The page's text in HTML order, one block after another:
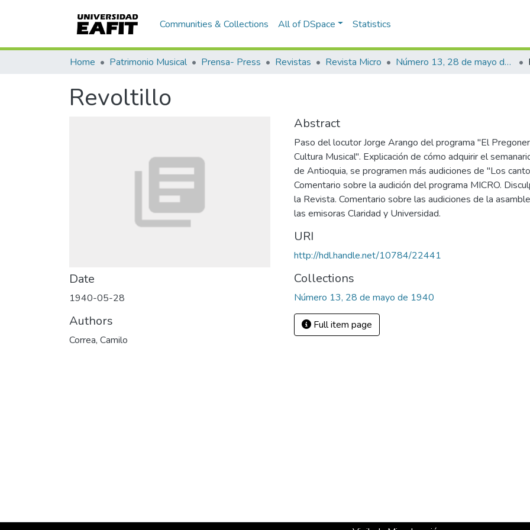
Communities & Collections All of DSpace Statistics
Home Patrimonio Musical Prensa- Press Revistas Revista Micro Número 13, 28 de mayo de 1940
Revoltillo
Date
1940-05-28
Authors
Correa, Camilo
Abstract
Paso del locutor Jorge Arango del programa "El
Cultura Musical". Explicación de cómo adquirir el
de Antioquia, se programen más audiciones de "Los
Comentario sobre la audición del programa MICRO.
la Revista. Comentario sobre las audiciones de la
las emisoras Claridad y Universidad.
URI
http://hdl.handle.net/10784/22441
Collections
Número 13, 28 de mayo de 1940
Full item page